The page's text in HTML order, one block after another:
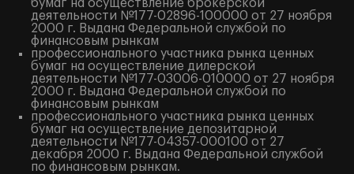
бумаг на осуществление брокерской
деятельности №177-02896-100000 от 27 ноября
2000 г. Выдана Федеральной службой по
финансовым рынкам
профессионального участника рынка ценных
бумаг на осуществление дилерской
деятельности №177-03006-010000 от 27 ноября
2000 г. Выдана Федеральной службой по
финансовым рынкам
профессионального участника рынка ценных
бумаг на осуществление депозитарной
деятельности №177-04357-000100 от 27
декабря 2000 г. Выдана Федеральной службой
по финансовым рынкам.